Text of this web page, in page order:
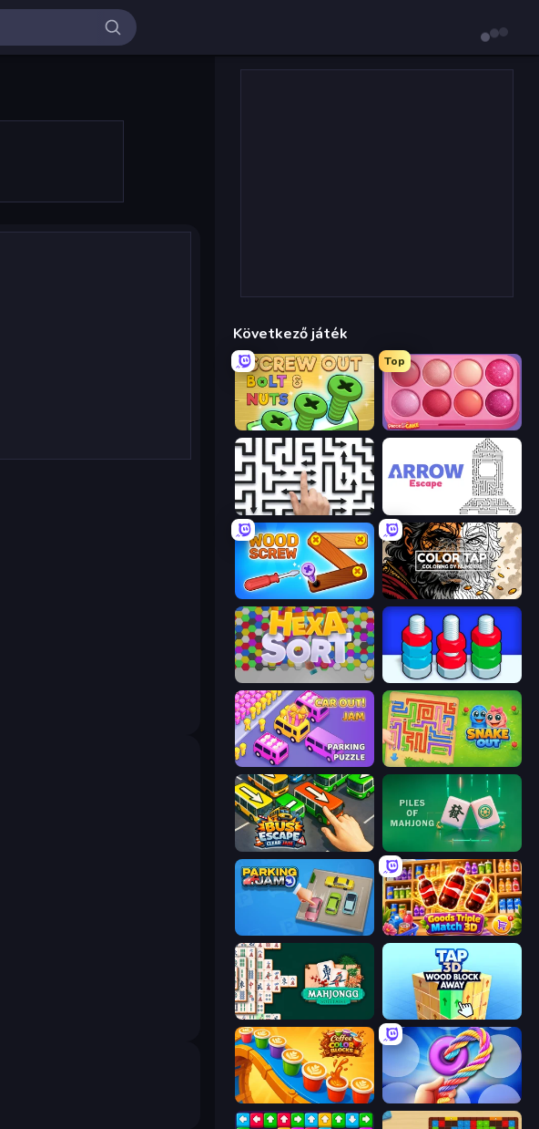
Következő játék
Screw Out: Bolts and Nuts
Top
Piece of Cake: Merge and Bake
Arrow Escape: Puzzle Arrow Escape
Wood Screw: Bolts Puzzle Color Tap: Coloring by Numbers
Car OUT! Jam Parking Puzzle Snake Out: Maze Escape
Bus Escape: Clear Jam Piles of Mahjong
Goods Triple Match 3D
Mahjongg Solitaire
Coffee Color Blocks Twisted Tangle